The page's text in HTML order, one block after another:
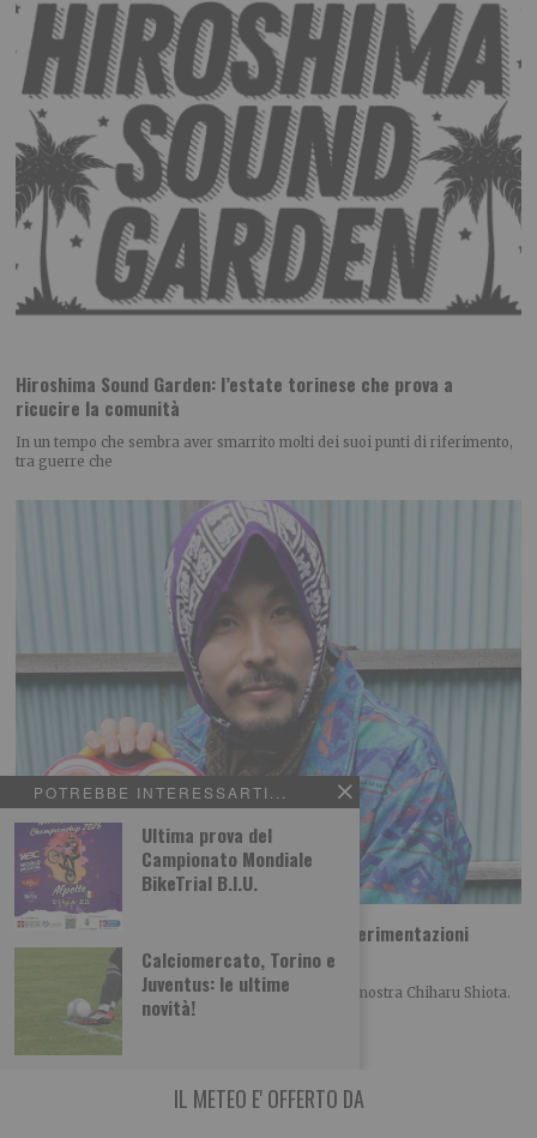
POTREBBE INTERESSARTI...
Ultima prova del
Campionato Mondiale
BikeTrial B.I.U.
Calciomercato, Torino e
Juventus: le ultime
novità!
Hiroshima Sound Garden: l’estate torinese che prova a
ricucire la comunità
In un tempo che sembra aver smarrito molti dei suoi punti di riferimento,
tra guerre che
KASAI folk giapponese, ritmi footwork e sperimentazioni
Ultimo appuntamento del public programme della mostra Chiharu Shiota.
The Soul Trembles A cura di Chiara Lee
IL METEO E' OFFERTO DA